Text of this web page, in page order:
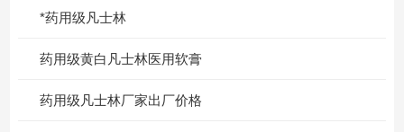
*药用级凡士林
药用级黄白凡士林医用软膏
药用级凡士林厂家出厂价格